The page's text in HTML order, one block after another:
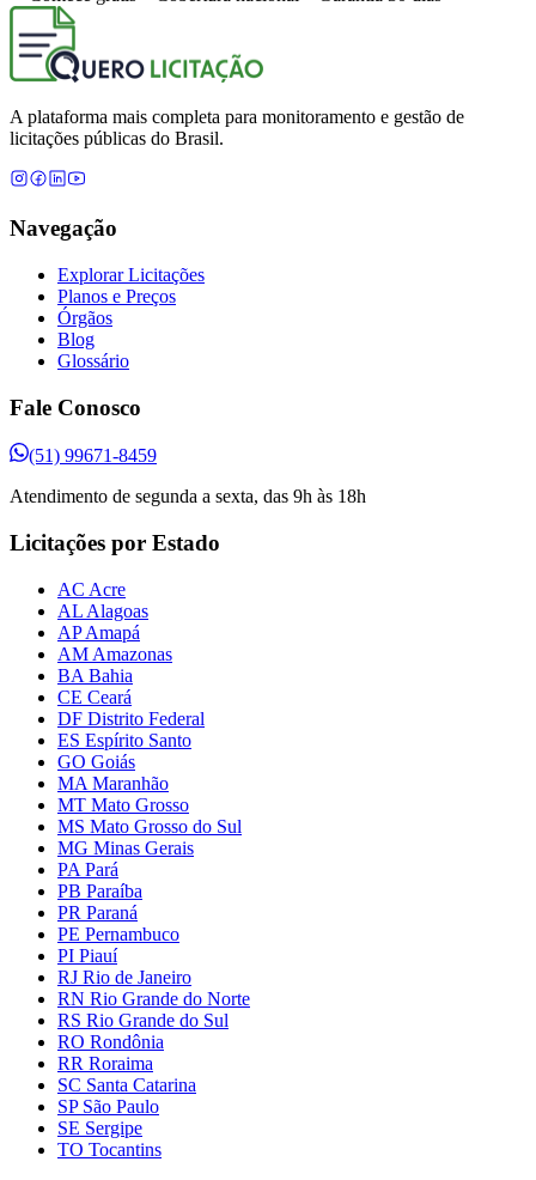
A plataforma mais completa para monitoramento e gestão de
licitações públicas do Brasil.
Navegação
Explorar Licitações
Planos e Preços
Órgãos
Blog
Glossário
Fale Conosco
(51) 99671-8459
Atendimento de segunda a sexta, das 9h às 18h
Licitações por Estado
AC Acre
AL Alagoas
AP Amapá
AM Amazonas
BA Bahia
CE Ceará
DF Distrito Federal
ES Espírito Santo
GO Goiás
MA Maranhão
MT Mato Grosso
MS Mato Grosso do Sul
MG Minas Gerais
PA Pará
PB Paraíba
PR Paraná
PE Pernambuco
PI Piauí
RJ Rio de Janeiro
RN Rio Grande do Norte
RS Rio Grande do Sul
RO Rondônia
RR Roraima
SC Santa Catarina
SP São Paulo
SE Sergipe
TO Tocantins